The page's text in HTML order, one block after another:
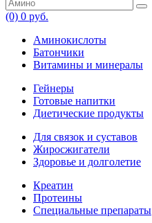
(0) 0 руб.
Аминокислоты
Батончики
Витамины и минералы
Гейнеры
Готовые напитки
Диетические продукты
Для связок и суставов
Жиросжигатели
Здоровье и долголетие
Креатин
Протеины
Специальные препараты